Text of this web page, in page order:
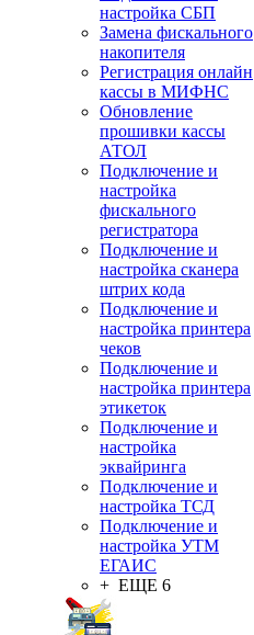
настройка СБП
Замена фискального
накопителя
Регистрация онлайн
кассы в МИФНС
Обновление
прошивки кассы
АТОЛ
Подключение и
настройка
фискального
регистратора
Подключение и
настройка сканера
штрих кода
Подключение и
настройка принтера
чеков
Подключение и
настройка принтера
этикеток
Подключение и
настройка
эквайринга
Подключение и
настройка ТСД
Подключение и
настройка УТМ
ЕГАИС
+ ЕЩЕ 6